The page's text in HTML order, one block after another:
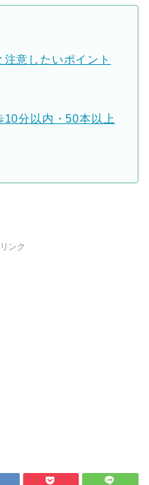
意したいポイント
10分以内・50本以上
ンク